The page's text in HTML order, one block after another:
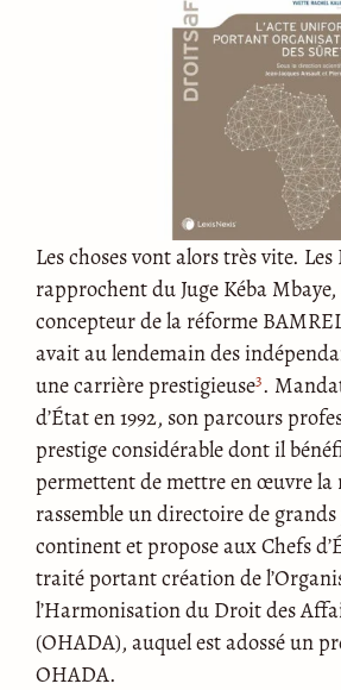
Les choses vont alors très vite. Les
rapprochent du Juge Kéba
concepteur de la réforme
avait au lendemain des
une carrière prestigieuse3.
d’État en 1992, son parcours
prestige considérable dont il
permettent de mettre en œuvre
rassemble un directoire de
continent et propose aux Chefs
traité portant création de
l’Harmonisation du Droit des
(OHADA), auquel est adossé un
OHADA.